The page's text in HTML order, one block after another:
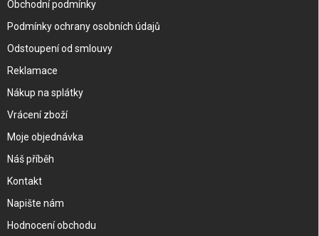
Obchodní podmínky
Podmínky ochrany osobních údajů
Odstoupení od smlouvy
Reklamace
Nákup na splátky
Vrácení zboží
Moje objednávka
Náš příběh
Kontakt
Napište nám
Hodnocení obchodu